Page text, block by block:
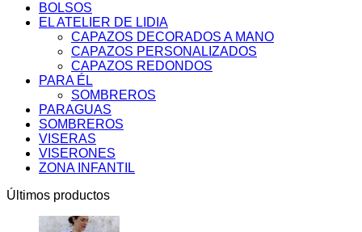
BOLSOS
EL ATELIER DE LIDIA
CAPAZOS DECORADOS A MANO
CAPAZOS PERSONALIZADOS
CAPAZOS REDONDOS
PARA ÉL
SOMBREROS
PARAGUAS
SOMBREROS
VISERAS
VISERONES
ZONA INFANTIL
Últimos productos